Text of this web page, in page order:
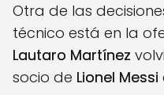
Otra de las
técnico está en la
Lautaro Martínez
socio de Lionel Messi